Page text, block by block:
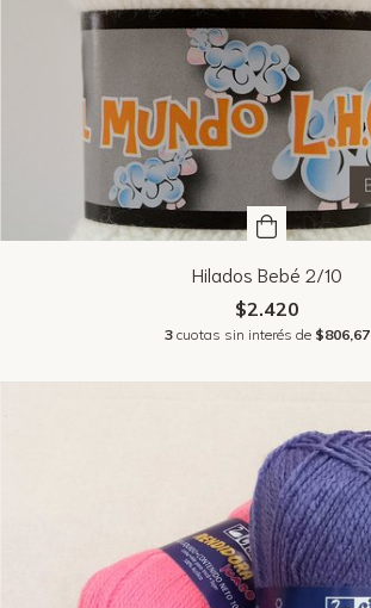
Hilados Bebé 2/10
$2.420
3 cuotas sin interés de $806,67